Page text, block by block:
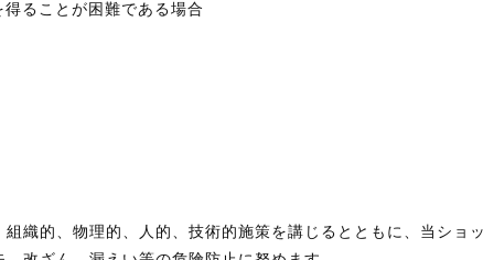
ることが困難である場合
織的、物理的、人的、技術的施策を講じるとともに、当ショ